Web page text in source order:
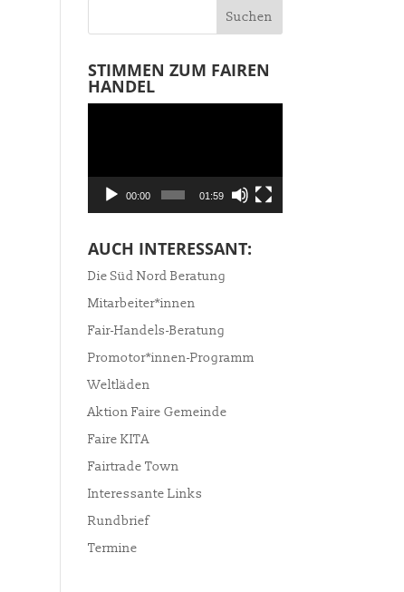
STIMMEN ZUM FAIREN
HANDEL
00:00 01:59
AUCH INTERESSANT:
Die Süd Nord Beratung
Mitarbeiter*innen
Fair-Handels-Beratung
Promotor*innen-Programm
Weltläden
Aktion Faire Gemeinde
Faire KITA
Fairtrade Town
Interessante Links
Rundbrief
Termine